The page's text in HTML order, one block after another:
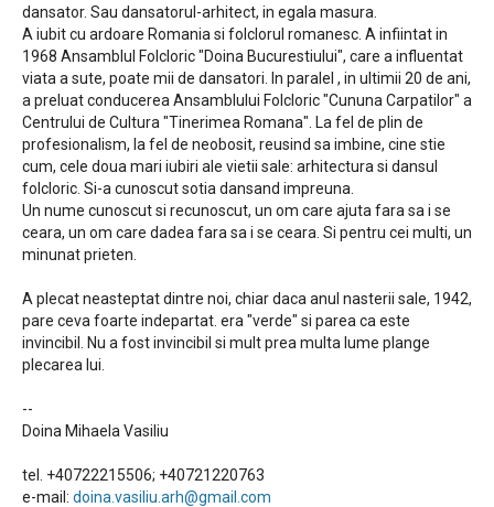
dansator. Sau dansatorul-arhitect, in egala masura.
A iubit cu ardoare Romania si folclorul romanesc. A infiintat in
1968 Ansamblul Folcloric "Doina Bucurestiului", care a influentat
viata a sute, poate mii de dansatori. In paralel , in ultimii 20 de ani,
a preluat conducerea Ansamblului Folcloric "Cununa Carpatilor" a
Centrului de Cultura "Tinerimea Romana". La fel de plin de
profesionalism, la fel de neobosit, reusind sa imbine, cine stie
cum, cele doua mari iubiri ale vietii sale: arhitectura si dansul
folcloric. Si-a cunoscut sotia dansand impreuna.
Un nume cunoscut si recunoscut, un om care ajuta fara sa i se
ceara, un om care dadea fara sa i se ceara. Si pentru cei multi, un
minunat prieten.
A plecat neasteptat dintre noi, chiar daca anul nasterii sale, 1942,
pare ceva foarte indepartat. era "verde" si parea ca este
invincibil. Nu a fost invincibil si mult prea multa lume plange
plecarea lui.
--
Doina Mihaela Vasiliu
tel. +40722215506; +40721220763
e-mail: doina.vasiliu.arh@gmail.com